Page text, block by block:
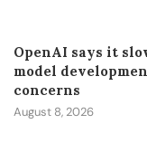
OpenAI says it
model
concerns
August 8, 2026